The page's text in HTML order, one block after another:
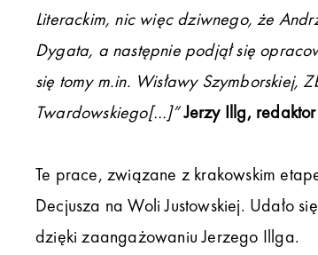
Literackim, nic więc dziwnego, że
Dygata, a następnie podjął się
się tomy m.in. Wisławy Szymborskiej,
Twardowskiego[…]” Jerzy Illg,
Te prace, związane z krakowskim
Decjusza na Woli Justowskiej. Udało
dzięki zaangażowaniu Jerzego Illga.